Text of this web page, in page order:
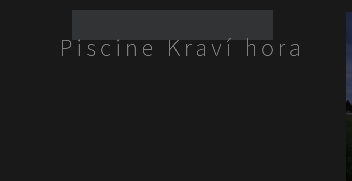
Piscine Kraví hora